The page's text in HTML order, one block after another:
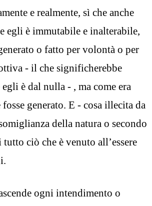
e realmente, sì che anche
egli è immutabile e inalterabile,
o fatto per volontà o per
- il che significherebbe
è dal nulla - , ma come era
generato. E - cosa illecita da
della natura o secondo
tutto ciò che è venuto all’essere
ogni intendimento o